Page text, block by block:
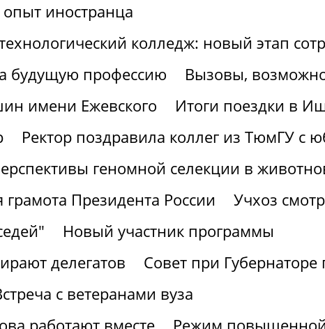
иностранца
колледж: новый этап
будущую профессию
Вызовы,
имени Ежевского
Итоги поездки в
Ректор поздравила коллег из ТюмГУ с
геномной селекции в
Президента России
Учхоз
Новый участник программы
делегатов
Совет при
с ветеранами вуза
работают вместе
Режим повышенной